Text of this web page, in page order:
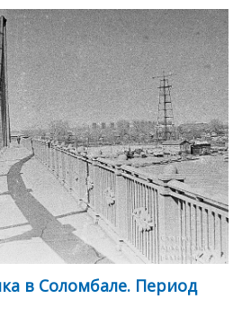
в Соломбале. Период